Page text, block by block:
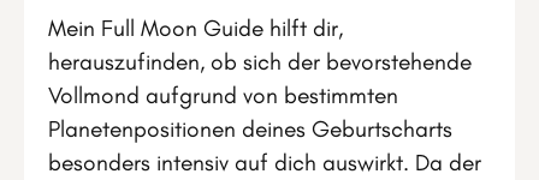
Mein Full Moon Guide hilft dir,
herauszufinden, ob sich der bevorstehende
Vollmond aufgrund von bestimmten
Planetenpositionen deines Geburtscharts
besonders intensiv auf dich auswirkt. Da der